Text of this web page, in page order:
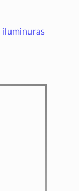
iluminuras